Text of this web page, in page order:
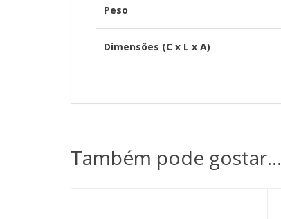
Peso
Dimensões (C x L x A)
Também pode gostar…